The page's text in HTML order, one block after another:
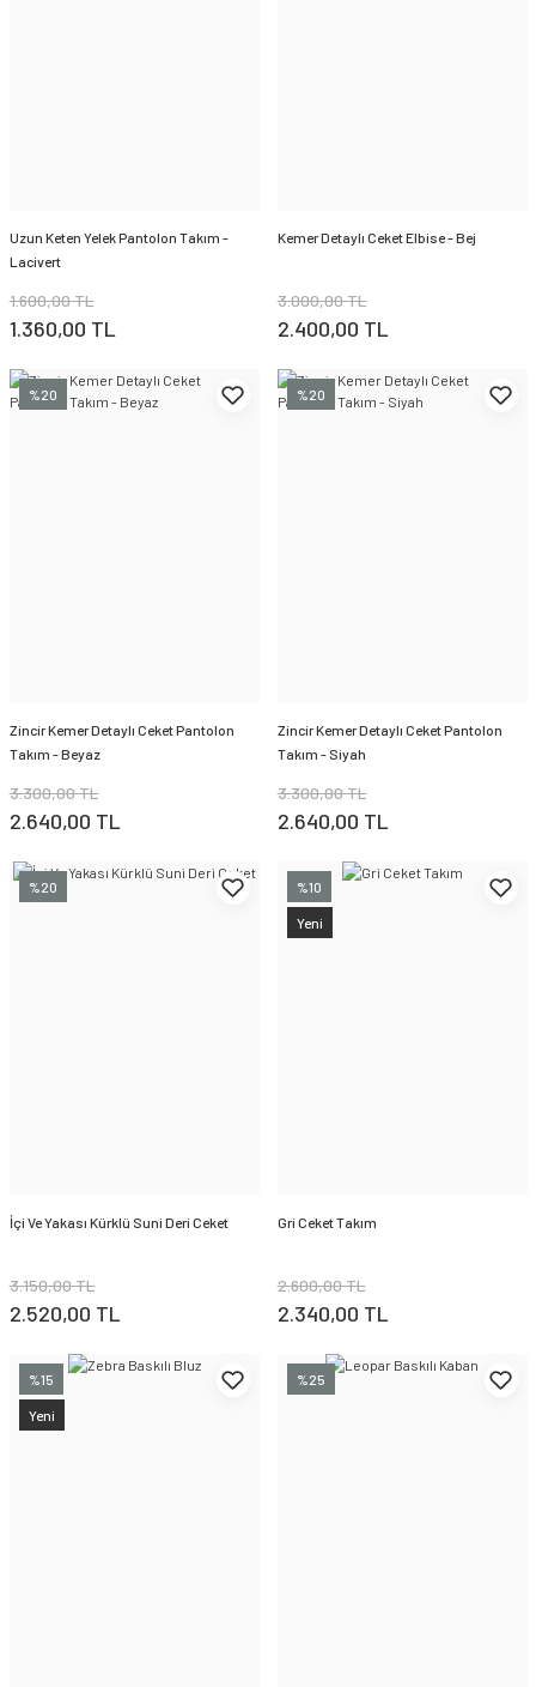
Uzun Keten Yelek Pantolon Takım -
Lacivert
1.600,00 TL
1.360,00 TL
Kemer Detaylı Ceket Elbise - Bej
3.000,00 TL
2.400,00 TL
%20
Zincir Kemer Detaylı Ceket Pantolon
Takım - Beyaz
3.300,00 TL
2.640,00 TL
%20
Zincir Kemer Detaylı Ceket Pantolon
Takım - Siyah
3.300,00 TL
2.640,00 TL
%20
İçi Ve Yakası Kürklü Suni Deri Ceket
3.150,00 TL
2.520,00 TL
%10
Yeni
Gri Ceket Takım
2.600,00 TL
2.340,00 TL
%15
Yeni
%25